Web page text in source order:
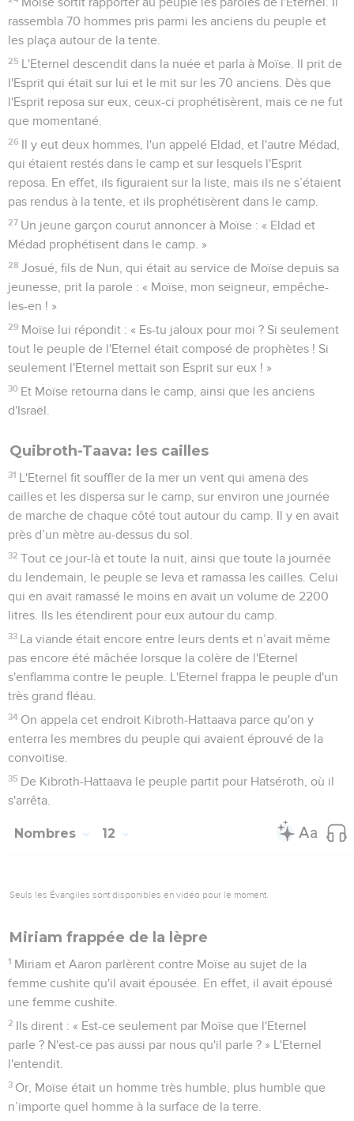
rassembla 70 hommes pris parmi les anciens du peuple et
les plaça autour de la tente.
25 L'Eternel descendit dans la nuée et parla à Moïse. Il prit de
l'Esprit qui était sur lui et le mit sur les 70 anciens. Dès que
l'Esprit reposa sur eux, ceux-ci prophétisèrent, mais ce ne fut
que momentané.
26 Il y eut deux hommes, l'un appelé Eldad, et l'autre Médad,
qui étaient restés dans le camp et sur lesquels l'Esprit
reposa. En effet, ils figuraient sur la liste, mais ils ne s’étaient
pas rendus à la tente, et ils prophétisèrent dans le camp.
27 Un jeune garçon courut annoncer à Moïse : « Eldad et
Médad prophétisent dans le camp. »
28 Josué, fils de Nun, qui était au service de Moïse depuis sa
jeunesse, prit la parole : « Moïse, mon seigneur, empêche-
les-en ! »
29 Moïse lui répondit : « Es-tu jaloux pour moi ? Si seulement
tout le peuple de l'Eternel était composé de prophètes ! Si
seulement l'Eternel mettait son Esprit sur eux ! »
30 Et Moïse retourna dans le camp, ainsi que les anciens
d'Israël.
Quibroth-Taava: les cailles
31 L'Eternel fit souffler de la mer un vent qui amena des
cailles et les dispersa sur le camp, sur environ une journée
de marche de chaque côté tout autour du camp. Il y en avait
près d’un mètre au-dessus du sol.
32 Tout ce jour-là et toute la nuit, ainsi que toute la journée
du lendemain, le peuple se leva et ramassa les cailles. Celui
qui en avait ramassé le moins en avait un volume de 2200
litres. Ils les étendirent pour eux autour du camp.
33 La viande était encore entre leurs dents et n’avait même
pas encore été mâchée lorsque la colère de l'Eternel
s'enflamma contre le peuple. L'Eternel frappa le peuple d'un
très grand fléau.
34 On appela cet endroit Kibroth-Hattaava parce qu'on y
enterra les membres du peuple qui avaient éprouvé de la
convoitise.
35 De Kibroth-Hattaava le peuple partit pour Hatséroth, où il
s'arrêta.
Nombres 12
Seuls les Évangiles sont disponibles en vidéo pour le moment.
Miriam frappée de la lèpre
1 Miriam et Aaron parlèrent contre Moïse au sujet de la
femme cushite qu'il avait épousée. En effet, il avait épousé
une femme cushite.
2 Ils dirent : « Est-ce seulement par Moïse que l'Eternel
parle ? N'est-ce pas aussi par nous qu'il parle ? » L'Eternel
l'entendit.
3 Or, Moïse était un homme très humble, plus humble que
n’importe quel homme à la surface de la terre.